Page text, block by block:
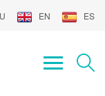
EN ES